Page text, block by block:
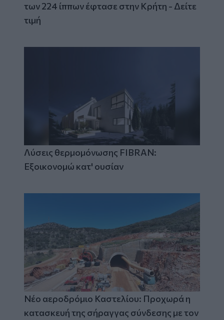
των 224 ίππων έφτασε στην Κρήτη - Δείτε
τιμή
Λύσεις θερμομόνωσης FIBRAN:
Εξοικονομώ κατ' ουσίαν
Νέο αεροδρόμιο Καστελίου: Προχωρά η
κατασκευή της σήραγγας σύνδεσης με τον